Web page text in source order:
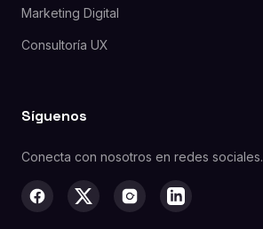
Marketing Digital
Consultoría UX
Síguenos
Conecta con nosotros en redes sociales.